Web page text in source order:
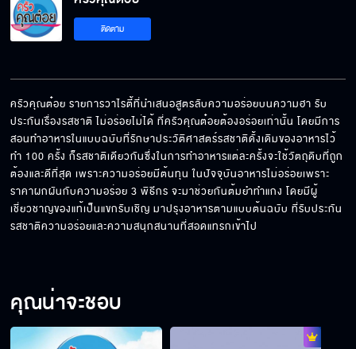
ติดตาม
ครัวคุณต๋อย รายการวาไรตี้ที่นำเสนอสูตรลับความอร่อยบนความฮา รับ
ประกันเรื่องรสชาติ ไม่อร่อยไม่ได้ ที่ครัวคุณต๋อยต้องอร่อยเท่านั้น โดยมีการ
สอนทำอาหารในแบบฉบับที่รักษาประวัติศาสตร์รสชาติดั้งเดิมของอาหารไว้
ทำ 100 ครั้ง ก็รสชาติเดียวกันซึ่งในการทำอาหารแต่ละครั้งจะใช้วัตถุดิบที่ถูก
ต้องและดีที่สุด เพราะความอร่อยมีต้นทุน ในปัจจุบันอาหารไม่อร่อยเพราะ
ราคาผกผันกับความอร่อย 3 พิธีกร จะมาช่วยกันต้มยำทำแกง โดยมีผู้
เชี่ยวชาญของแท้เป็นแขกรับเชิญ มาปรุงอาหารตามแบบต้นฉบับ ที่รับประกัน
รสชาติความอร่อยและความสนุกสนานที่สอดแทรกเข้าไป
คุณน่าจะชอบ